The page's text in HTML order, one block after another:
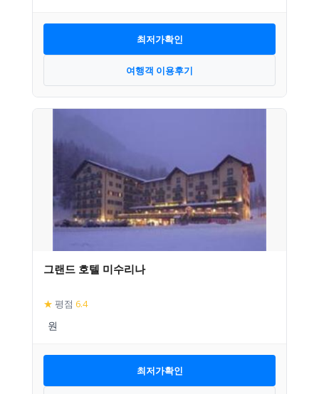
최저가확인
여행객 이용후기
그랜드 호텔 미수리나
★ 평점 6.4
최저가확인